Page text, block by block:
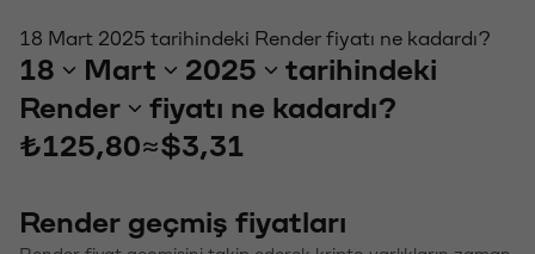
18 Mart 2025 tarihindeki Render fiyatı ne kadardı?
18 Mart 2025
tarihindeki
Render
fiyatı ne kadardı?
₺125,80≈$3,31
Render geçmiş fiyatları